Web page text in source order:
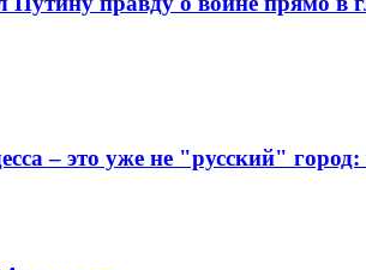
– это уже не "русский"